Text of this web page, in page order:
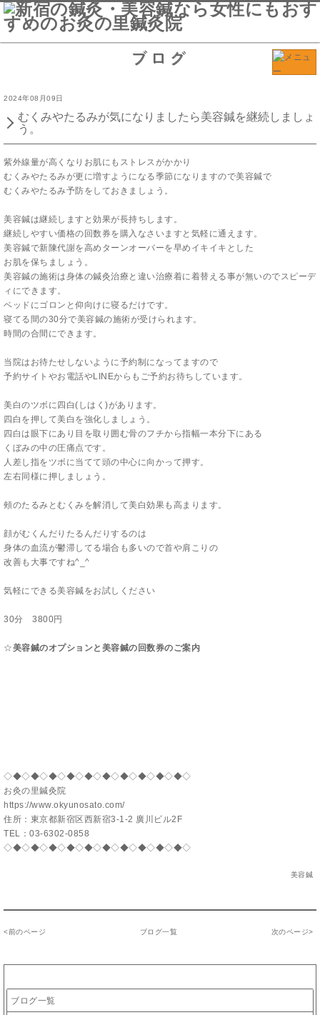
ブログ
2024年08月09日
むくみやたるみが気になりましたら美容鍼を継続しましょ
う。
紫外線量が高くなりお肌にもストレスがかかり
むくみやたるみが更に増すようになる季節になりますので美容鍼で
むくみやたるみ予防をしておきましょう。
美容鍼は継続しますと効果が長持ちします。
継続しやすい価格の回数券を購入なさいますと気軽に通えます。
美容鍼で新陳代謝を高めターンオーバーを早めイキイキとした
お肌を保ちましょう。
美容鍼の施術は身体の鍼灸治療と違い治療着に着替える事が無いのでスピーデ
ィにできます。
ベッドにゴロンと仰向けに寝るだけです。
寝てる間の30分で美容鍼の施術が受けられます。
時間の合間にできます。
当院はお待たせしないように予約制になってますので
予約サイトやお電話やLINEからもご予約お待ちしています。
美白のツボに四白(しはく)があります。
四白を押して美白を強化しましょう。
四白は眼下にあり目を取り囲む骨のフチから指幅一本分下にある
くぼみの中の圧痛点です。
人差し指をツボに当てて頭の中心に向かって押す。
左右同様に押しましょう。
頰のたるみとむくみを解消して美白効果も高まります。
顔がむくんだりたるんだりするのは
身体の血流が鬱滞してる場合も多いので首や肩こりの
改善も大事ですね^_^
気軽にできる美容鍼をお試しください
30分 3800円
☆美容鍼のオプションと美容鍼の回数券のご案内
◇◆◇◆◇◆◇◆◇◆◇◆◇◆◇◆◇◆◇◆◇
お灸の里鍼灸院
https://www.okyunosato.com/
住所：東京都新宿区西新宿3-1-2 廣川ビル2F
TEL： 03-6302-0858
◇◆◇◆◇◆◇◆◇◆◇◆◇◆◇◆◇◆◇◆◇
美容鍼
<前のページ ブログ一覧 次のページ>
ブログ一覧